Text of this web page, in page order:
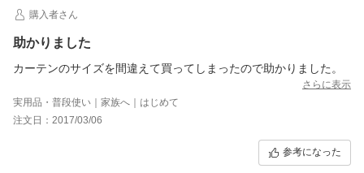
購入者さん
助かりました
カーテンのサイズを間違えて買ってしまったので助かりました。
さらに表示
実用品・普段使い｜家族へ｜はじめて
注文日：2017/03/06
参考になった